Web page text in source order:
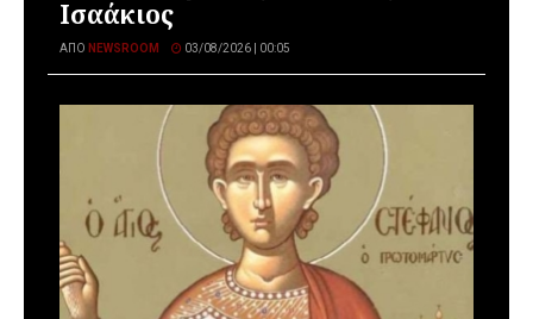
Ισαάκιος
ΑΠΌ NEWSROOM 03/08/2026 | 00:05